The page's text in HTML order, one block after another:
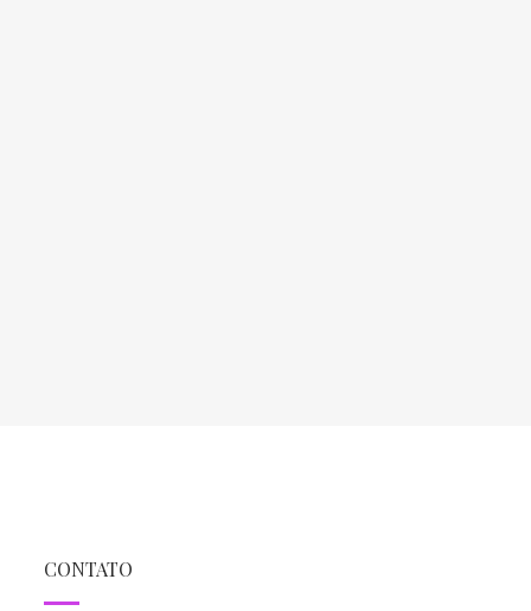
CONTATO